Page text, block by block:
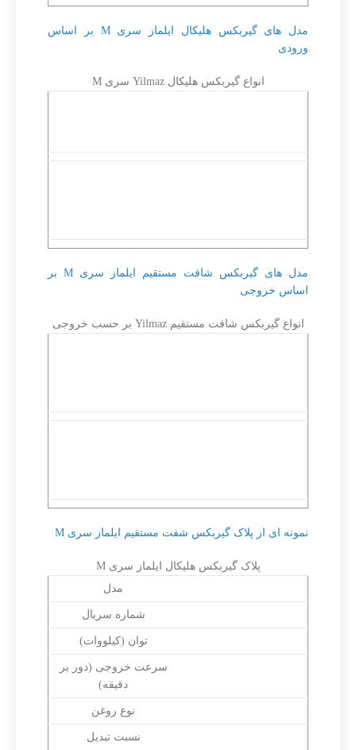
مدل های گیربکس هلیکال ایلماز سری M بر اساس
ورودی
انواع گیربکس هلیکال Yilmaz سری M
مدل های گیربکس شافت مستقیم ایلماز سری M بر
اساس خروجی
انواع گیربکس شافت مستقیم Yilmaz بر حسب خروجی
نمونه ای از پلاک گیربکس شفت مستقیم ایلماز سری M
پلاک گیربکس هلیکال ایلماز سری M
مدل
شماره سریال
توان (کیلووات)
سرعت خروجی (دور بر
دقیقه)
نوع روغن
نسبت تبدیل